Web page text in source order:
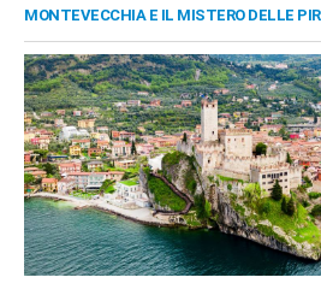
MONTEVECCHIA E IL MISTERO DELLE